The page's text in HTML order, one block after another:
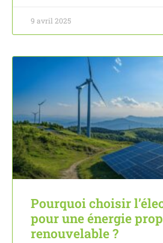
9 avril 2025
Pourquoi choisir
pour une énergie
renouvelable ?